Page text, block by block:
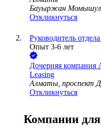
Бауыржан
Откликнуться
Руководитель
Опыт 3-6 лет
Дочерняя
Leasing
Алматы, проспект
Откликнуться
Компании для